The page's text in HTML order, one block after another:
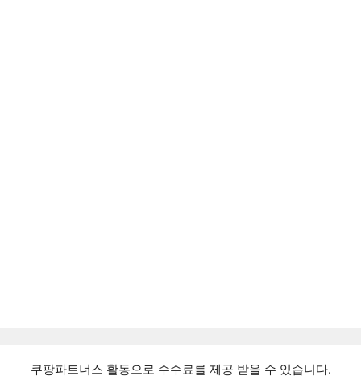
쿠팡파트너스 활동으로 수수료를 제공 받을 수 있습니다.